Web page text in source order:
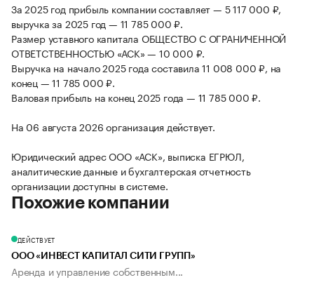
За 2025 год прибыль компании составляет — 5 117 000 ₽,
выручка за 2025 год — 11 785 000 ₽.
Размер уставного капитала ОБЩЕСТВО С ОГРАНИЧЕННОЙ
ОТВЕТСТВЕННОСТЬЮ «АСК» — 10 000 ₽.
Выручка на начало 2025 года составила 11 008 000 ₽, на
конец — 11 785 000 ₽.
Валовая прибыль на конец 2025 года — 11 785 000 ₽.
На 06 августа 2026 организация действует.
Юридический адрес ООО «АСК», выписка ЕГРЮЛ,
аналитические данные и бухгалтерская отчетность
организации доступны в системе.
Похожие компании
ДЕЙСТВУЕТ
ООО «ИНВЕСТ КАПИТАЛ СИТИ ГРУПП»
Аренда и управление собственным...